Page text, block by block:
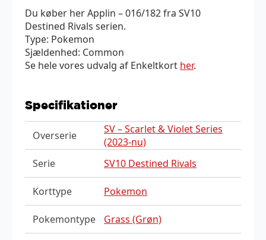
Du køber her Applin – 016/182 fra SV10
Destined Rivals serien.
Type: Pokemon
Sjældenhed: Common
Se hele vores udvalg af Enkeltkort her.
Specifikationer
Overserie
SV – Scarlet & Violet Series
(2023-nu)
Serie
SV10 Destined Rivals
Korttype Pokemon
Pokemontype Grass (Grøn)